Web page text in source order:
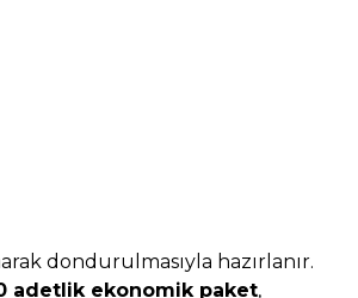
dondurulmasıyla hazırlanır.
adetlik ekonomik paket,